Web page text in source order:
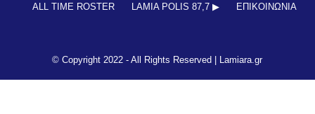
ALL TIME ROSTER
LAMIA POLIS 87,7 ▶︎ ΕΠΙΚΟΙΝΩΝΊΑ
© Copyright 2022 - All Rights Reserved | Lamiara.gr